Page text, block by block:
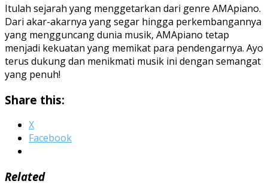
Itulah sejarah yang menggetarkan dari genre AMApiano.
Dari akar-akarnya yang segar hingga perkembangannya
yang mengguncang dunia musik, AMApiano tetap
menjadi kekuatan yang memikat para pendengarnya. Ayo
terus dukung dan menikmati musik ini dengan semangat
yang penuh!
Share this:
X
Facebook
Related